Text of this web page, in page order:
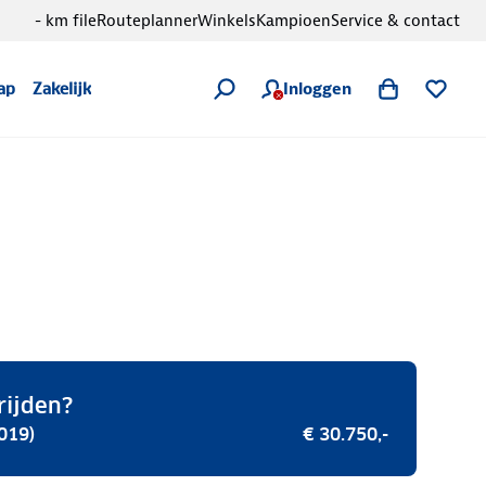
Zakelijk Inloggen
- km fileRouteplannerWinkelsKampioenService & contact
€ 30.750,-